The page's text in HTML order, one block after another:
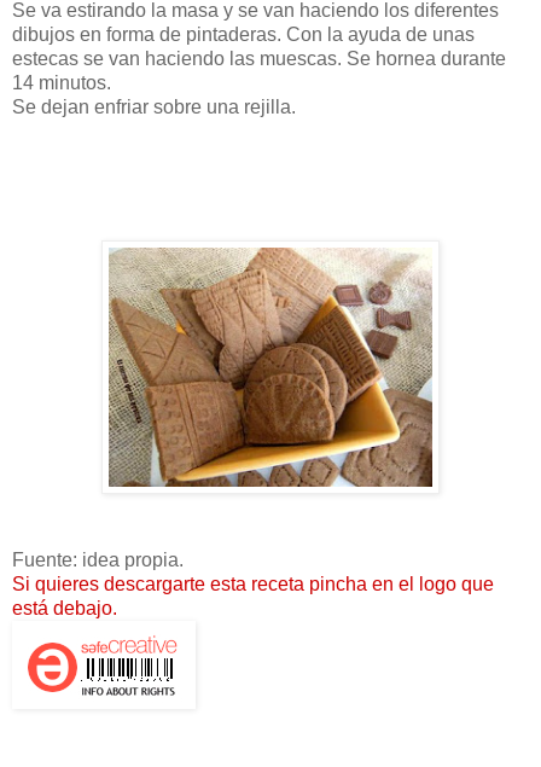
Se va estirando la masa y se van haciendo los diferentes
dibujos en forma de pintaderas. Con la ayuda de unas
estecas se van haciendo las muescas. Se hornea durante
14 minutos.
Se dejan enfriar sobre una rejilla.
Fuente: idea propia.
Si quieres descargarte esta receta pincha en el logo que
está debajo.